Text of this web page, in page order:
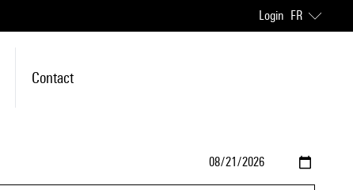
Login FR
Contact